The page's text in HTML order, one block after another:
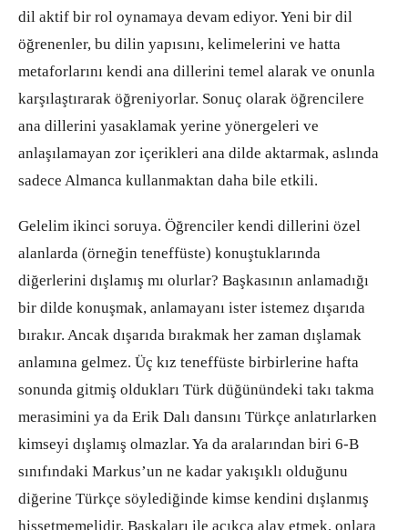
dil aktif bir rol oynamaya devam ediyor. Yeni bir dil
öğrenenler, bu dilin yapısını, kelimelerini ve hatta
metaforlarını kendi ana dillerini temel alarak ve onunla
karşılaştırarak öğreniyorlar. Sonuç olarak öğrencilere
ana dillerini yasaklamak yerine yönergeleri ve
anlaşılamayan zor içerikleri ana dilde aktarmak, aslında
sadece Almanca kullanmaktan daha bile etkili.
Gelelim ikinci soruya. Öğrenciler kendi dillerini özel
alanlarda (örneğin teneffüste) konuştuklarında
diğerlerini dışlamış mı olurlar? Başkasının anlamadığı
bir dilde konuşmak, anlamayanı ister istemez dışarıda
bırakır. Ancak dışarıda bırakmak her zaman dışlamak
anlamına gelmez. Üç kız teneffüste birbirlerine hafta
sonunda gitmiş oldukları Türk düğünündeki takı takma
merasimini ya da Erik Dalı dansını Türkçe anlatırlarken
kimseyi dışlamış olmazlar. Ya da aralarından biri 6-B
sınıfındaki Markus’un ne kadar yakışıklı olduğunu
diğerine Türkçe söylediğinde kimse kendini dışlanmış
hissetmemelidir. Başkaları ile açıkça alay etmek, onlara